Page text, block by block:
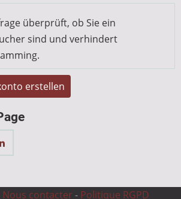
überprüft, ob Sie ein
sind und verhindert
Nous contacter - Politique RGPD